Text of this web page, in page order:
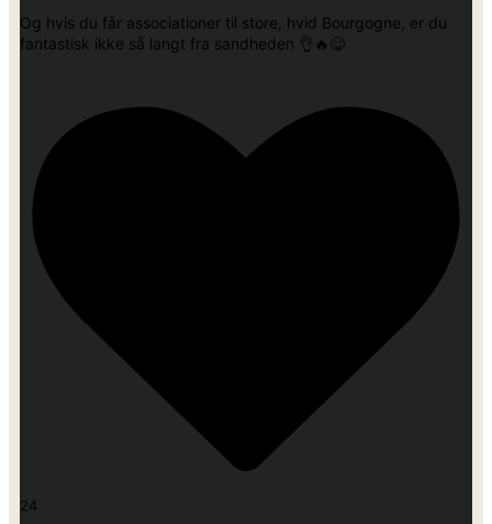
Og hvis du får associationer til store, hvid Bourgogne, er du
fantastisk ikke så langt fra sandheden 👌🔥😋
24